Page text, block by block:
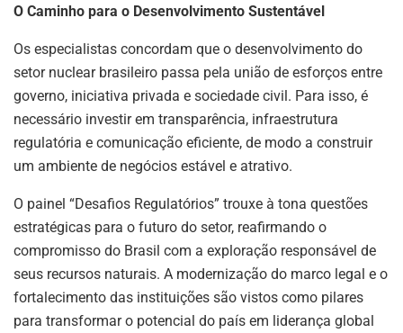
O Caminho para o Desenvolvimento Sustentável
Os especialistas concordam que o desenvolvimento do
setor nuclear brasileiro passa pela união de esforços entre
governo, iniciativa privada e sociedade civil. Para isso, é
necessário investir em transparência, infraestrutura
regulatória e comunicação eficiente, de modo a construir
um ambiente de negócios estável e atrativo.
O painel “Desafios Regulatórios” trouxe à tona questões
estratégicas para o futuro do setor, reafirmando o
compromisso do Brasil com a exploração responsável de
seus recursos naturais. A modernização do marco legal e o
fortalecimento das instituições são vistos como pilares
para transformar o potencial do país em liderança global